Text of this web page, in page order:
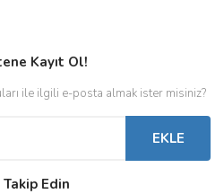
Kayıt Ol!
ile ilgili e-posta almak ister misiniz?
EKLE
Takip Edin